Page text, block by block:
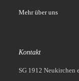
Mehr über uns
Kontakt
SG 1912 Neukirchen